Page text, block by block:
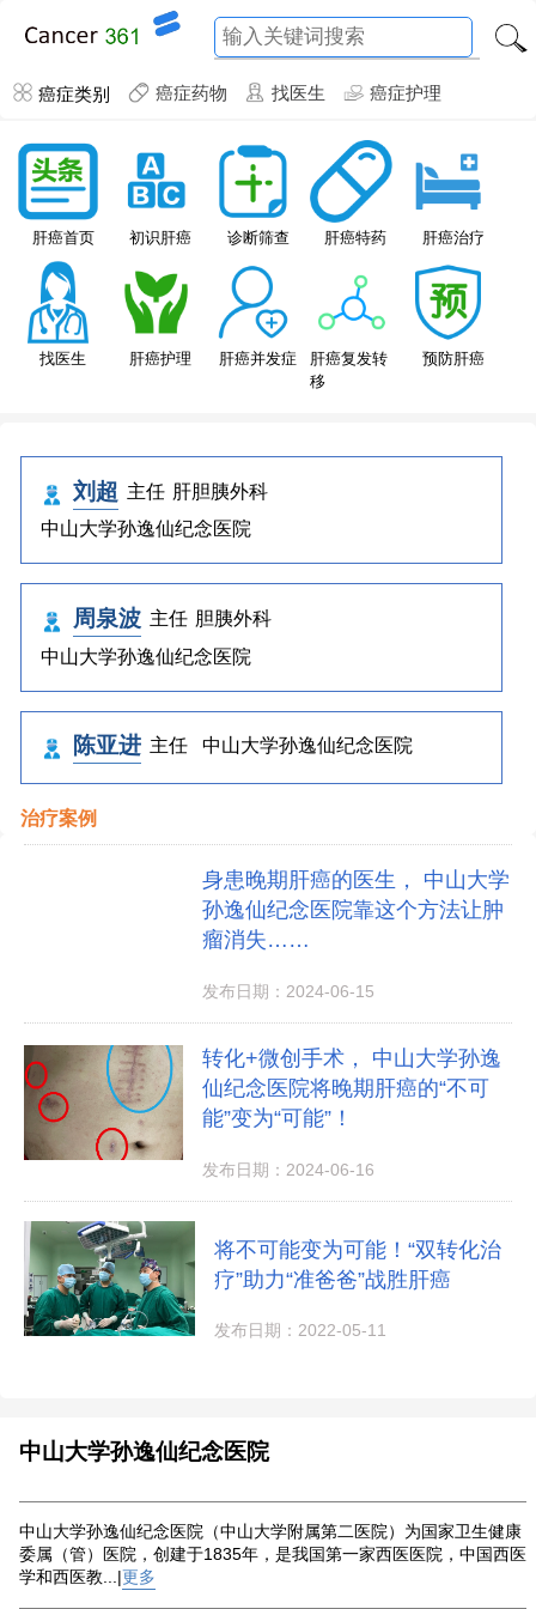
癌症类别 癌症药物 找医生 癌症护理
肝癌首页 初识肝癌 诊断筛查 肝癌特药 肝癌治疗
找医生 肝癌护理 肝癌并发症
肝癌复发转
移
预防肝癌
刘超 主任 肝胆胰外科
中山大学孙逸仙纪念医院
周泉波 主任 胆胰外科
中山大学孙逸仙纪念医院
陈亚进 主任 中山大学孙逸仙纪念医院
治疗案例
身患晚期肝癌的医生， 中山大学
孙逸仙纪念医院靠这个方法让肿
瘤消失……
发布日期：2024-06-15
转化+微创手术， 中山大学孙逸
仙纪念医院将晚期肝癌的“不可
能”变为“可能”！
发布日期：2024-06-16
将不可能变为可能！“双转化治
疗”助力“准爸爸”战胜肝癌
发布日期：2022-05-11
中山大学孙逸仙纪念医院
中山大学孙逸仙纪念医院（中山大学附属第二医院）为国家卫生健康
委属（管）医院，创建于1835年，是我国第一家西医医院，中国西医
学和西医教...|更多